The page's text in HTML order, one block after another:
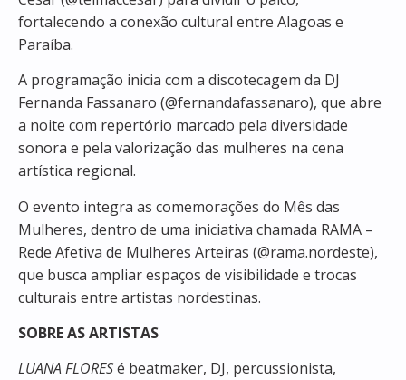
fortalecendo a conexão cultural entre Alagoas e
Paraíba.
A programação inicia com a discotecagem da DJ
Fernanda Fassanaro (@fernandafassanaro), que abre
a noite com repertório marcado pela diversidade
sonora e pela valorização das mulheres na cena
artística regional.
O evento integra as comemorações do Mês das
Mulheres, dentro de uma iniciativa chamada RAMA –
Rede Afetiva de Mulheres Arteiras (@rama.nordeste),
que busca ampliar espaços de visibilidade e trocas
culturais entre artistas nordestinas.
SOBRE AS ARTISTAS
LUANA FLORESé beatmaker, DJ, percussionista,